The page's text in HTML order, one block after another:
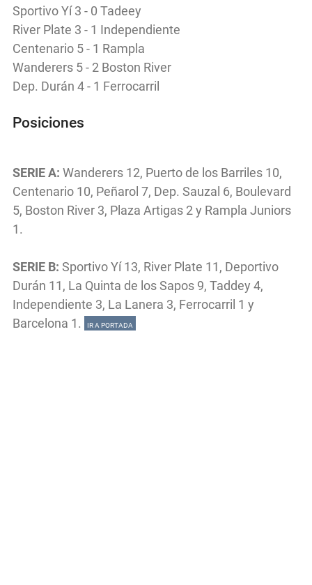
Sportivo Yí 3 - 0 Tadeey
River Plate 3 - 1 Independiente
Centenario 5 - 1 Rampla
Wanderers 5 - 2 Boston River
Dep. Durán 4 - 1 Ferrocarril
Posiciones
SERIE A: Wanderers 12, Puerto de los Barriles 10,
Centenario 10, Peñarol 7, Dep. Sauzal 6, Boulevard
5, Boston River 3, Plaza Artigas 2 y Rampla Juniors
1.
SERIE B: Sportivo Yí 13, River Plate 11, Deportivo
Durán 11, La Quinta de los Sapos 9, Taddey 4,
Independiente 3, La Lanera 3, Ferrocarril 1 y
Barcelona 1.
IR A PORTADA